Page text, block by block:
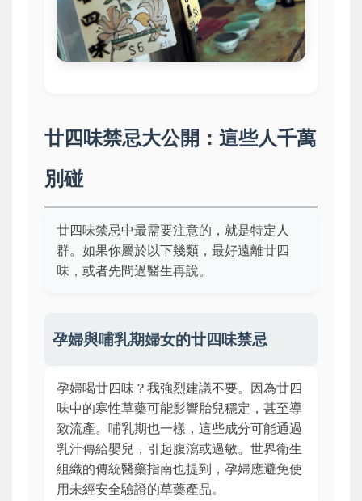
廿四味禁忌大公開：這些人千萬
別碰
廿四味禁忌中最需要注意的，就是特定人
群。如果你屬於以下幾類，最好遠離廿四
味，或者先問過醫生再說。
孕婦與哺乳期婦女的廿四味禁忌
孕婦喝廿四味？我強烈建議不要。因為廿四
味中的寒性草藥可能影響胎兒穩定，甚至導
致流產。哺乳期也一樣，這些成分可能通過
乳汁傳給嬰兒，引起腹瀉或過敏。世界衛生
組織的傳統醫藥指南也提到，孕婦應避免使
用未經安全驗證的草藥產品。